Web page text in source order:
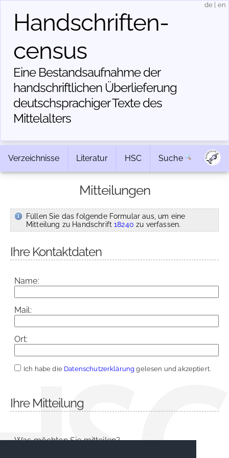
Handschriften­
census
Eine Bestandsaufnahme der
handschriftlichen Über­lieferung
deutschsprachiger Texte des
Mittelalters
de en
Verzeichnisse Literatur HSC Suche
Mitteilungen
Füllen Sie das folgende Formular aus, um eine
Mitteilung zu Handschrift18240 zu verfassen.
Ihre Kontaktdaten
Name:
Mail:
Ort:
Ich habe die Datenschutzerklärung gelesen und akzeptiert.
Ihre Mitteilung
Was möchten Sie mitteilen?